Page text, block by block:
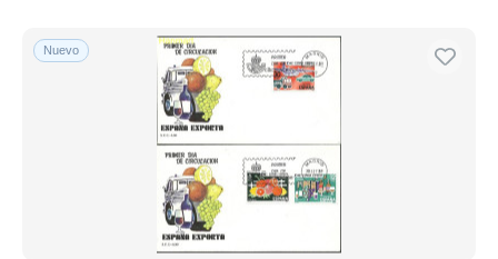
Nuevo